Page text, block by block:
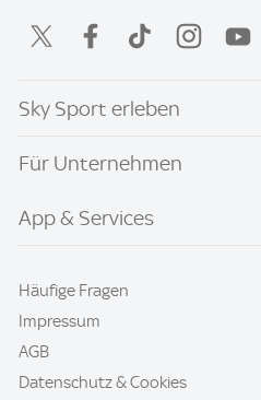
Sky Sport erleben
Für Unternehmen
App & Services
Häufige Fragen
Impressum
AGB
Datenschutz & Cookies